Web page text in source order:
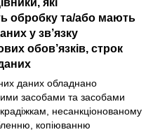
обробку та/або мають
у зв’язку
обов’язків, строк
даних обладнано
засобами та засобами
крадіжкам, несанкціонованому
копіюванню